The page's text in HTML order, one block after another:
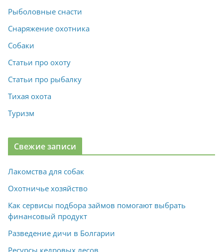
Рыболовные снасти
Снаряжение охотника
Собаки
Статьи про охоту
Статьи про рыбалку
Тихая охота
Туризм
Свежие записи
Лакомства для собак
Охотничье хозяйство
Как сервисы подбора займов помогают выбрать
финансовый продукт
Разведение дичи в Болгарии
Ресурсы кедровых лесов